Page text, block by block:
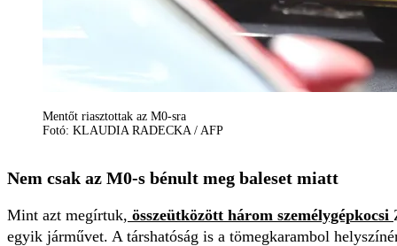
Mentőt riasztottak az M0-sra
Fotó: KLAUDIA RADECKA / AFP
Nem csak az M0-s bénult meg baleset miatt
Mint azt megírtuk, összeütközött három személygépkocsi
egyik járművet. A társhatóság is a tömegkarambol